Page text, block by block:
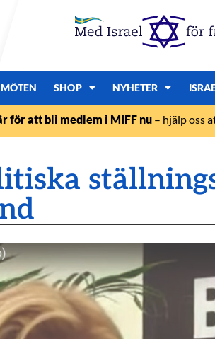
MÖTEN SHOP NYHETER
för att bli medlem i MIFF nu– hjälp oss